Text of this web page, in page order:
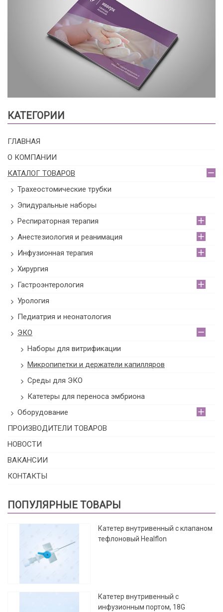
КАТЕГОРИИ
ГЛАВНАЯ
О КОМПАНИИ
КАТАЛОГ ТОВАРОВ
Трахеостомические трубки
Эпидуральные наборы
Респираторная терапия
Анестезиология и реанимация
Инфузионная терапия
Хирургия
Гастроэнтерология
Урология
Педиатрия и неонатология
ЭКО
Наборы для витрификации
Микропипетки и держатели капилляров
Среды для ЭКО
Катетеры для переноса эмбриона
Оборудование
ПРОИЗВОДИТЕЛИ ТОВАРОВ
НОВОСТИ
ВАКАНСИИ
КОНТАКТЫ
ПОПУЛЯРНЫЕ ТОВАРЫ
Катетер внутривенный с клапаном
тефлоновый Healflon
Катетер внутривенный с
инфузионным портом, 18G